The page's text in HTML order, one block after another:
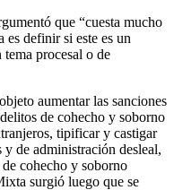
que “cuesta mucho
es definir si este es un
procesal o de
aumentar las sanciones
de cohecho y soborno
tipificar y castigar
de administración desleal,
cohecho y soborno
surgió luego que se